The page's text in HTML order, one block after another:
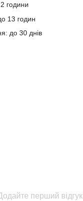
години
13 годин
до 30 днів
перший відгук